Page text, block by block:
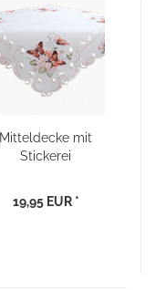
Mitteldecke mit
Stickerei
19,95 EUR *